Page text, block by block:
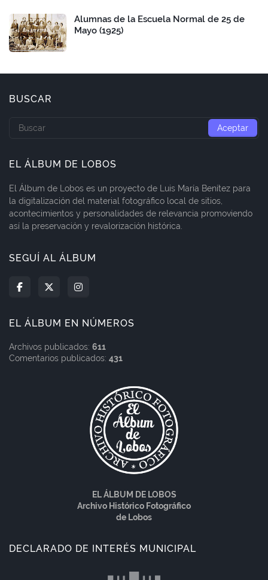
Alumnas de la Escuela Normal de 25 de
Mayo (1925)
BUSCAR
EL ÁLBUM DE LOBOS
El Álbum de Lobos es un proyecto de Luis María Benítez para
la digitalización del material fotográfico local de sitios,
acontecimientos y personalidades de relevancia promoviendo
así la preservación y revalorización histórica.
SEGUÍ AL ÁLBUM
EL ÁLBUM EN NÚMEROS
Archivos publicados: 611
Comentarios publicados: 431
EL ÁLBUM DE LOBOS
Archivo Histórico Fotográfico
de Lobos
DECLARADO DE INTERÉS MUNICIPAL